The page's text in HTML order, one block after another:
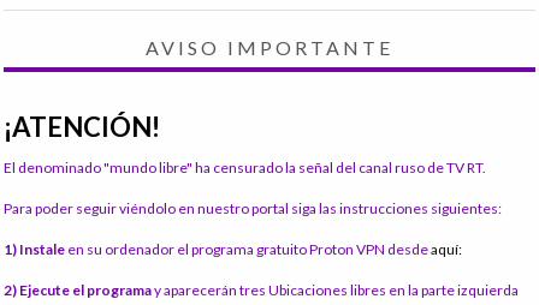
AVISO IMPORTANTE
¡ATENCIÓN!
El denominado "mundo libre" ha censurado la señal del canal ruso de TV RT.
Para poder seguir viéndolo en nuestro portal siga las instrucciones siguientes:
1) Instale en su ordenador el programa gratuito Proton VPN desdeaquí:
2) Ejecute el programay aparecerán tres Ubicaciones libres en la parte izquierda